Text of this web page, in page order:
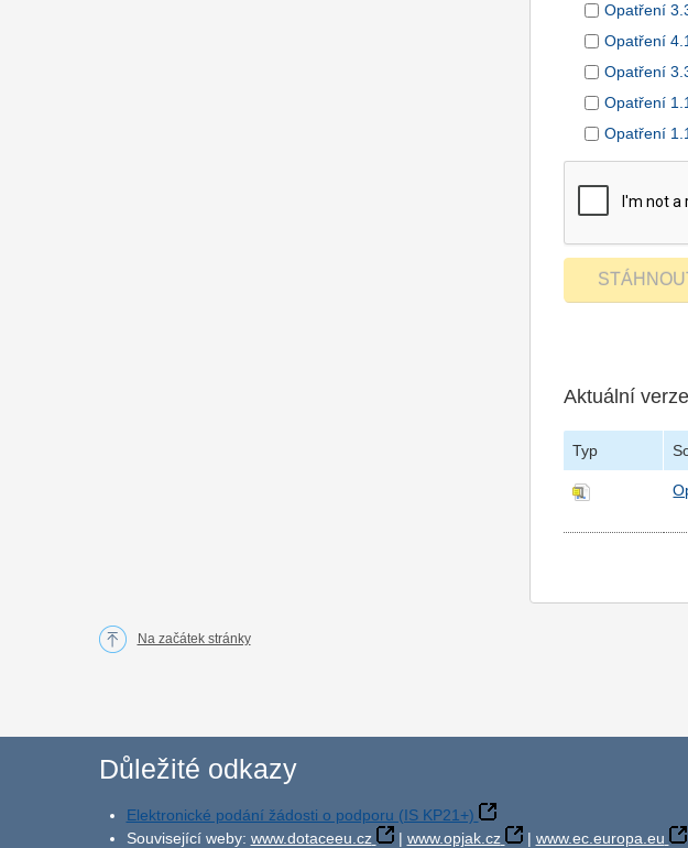
Opatření
Opatření
Opatření
Opatření
Opatření
Aktuální
Typ
Na začátek stránky
Důležité odkazy
Elektronické podání žádosti o podporu (IS KP21+)
Související weby: www.dotaceeu.cz | www.opjak.cz | www.ec.europa.eu